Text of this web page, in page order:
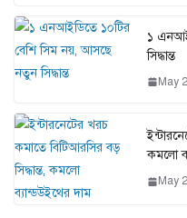
১
সিদ্ধান্ত
May
কমলো
May